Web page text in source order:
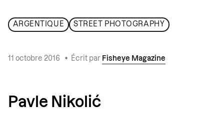
ARGENTIQUE STREET PHOTOGRAPHY
11 octobre 2016 • Écrit par Fisheye Magazine
Pavle Nikolić